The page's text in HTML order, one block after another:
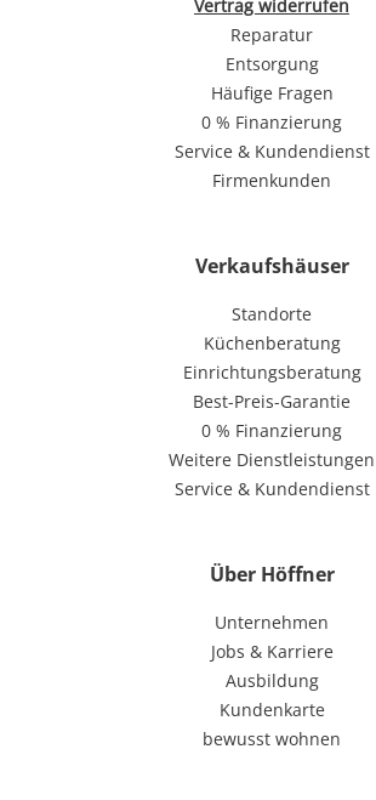
Vertrag widerrufen
Reparatur
Entsorgung
Häufige Fragen
0 % Finanzierung
Service & Kundendienst
Firmenkunden
Verkaufshäuser
Standorte
Küchenberatung
Einrichtungsberatung
Best-Preis-Garantie
0 % Finanzierung
Weitere Dienstleistungen
Service & Kundendienst
Über Höffner
Unternehmen
Jobs & Karriere
Ausbildung
Kundenkarte
bewusst wohnen